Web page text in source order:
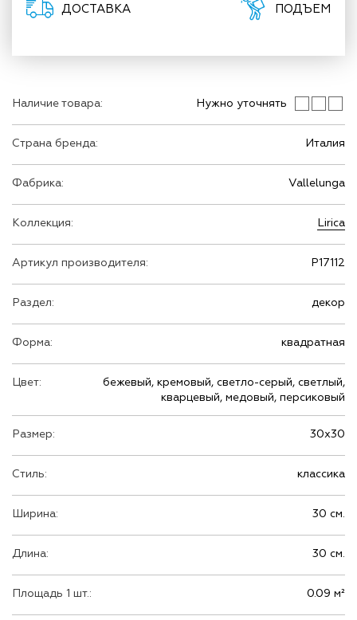
Наличие товара: Нужно уточнять
Страна бренда: Италия
Фабрика: Vallelunga
Коллекция: Lirica
Артикул производителя: P17112
Раздел: декор
Форма: квадратная
Цвет:
бежевый, кремовый, светло-серый, светлый,
кварцевый, медовый, персиковый
Размер: 30х30
Стиль: классика
Ширина: 30 см.
Длина: 30 см.
Площадь 1 шт.: 0.09 м²
ДОСТАВКА ПОДЪЕМ